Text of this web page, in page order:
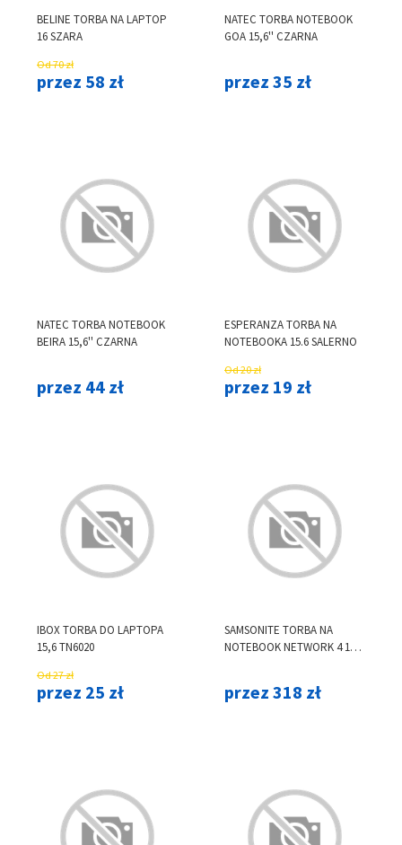
BELINE TORBA NA LAPTOP
16 SZARA
Od 70 zł
przez 58 zł
NATEC TORBA NOTEBOOK
GOA 15,6'' CZARNA
przez 35 zł
NATEC TORBA NOTEBOOK
BEIRA 15,6'' CZARNA
przez 44 zł
ESPERANZA TORBA NA
NOTEBOOKA 15.6 SALERNO
Od 20 zł
przez 19 zł
IBOX TORBA DO LAPTOPA
15,6 TN6020
Od 27 zł
przez 25 zł
SAMSONITE TORBA NA
NOTEBOOK NETWORK 4 14.1
przez 318 zł